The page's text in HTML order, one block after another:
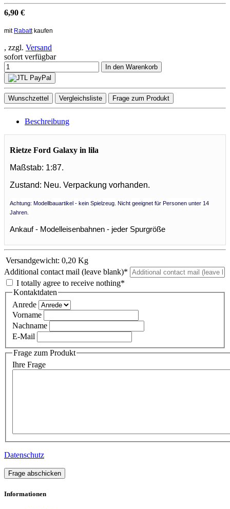
6,90 €
mit Rabattkaufen
, zzgl. Versand
sofort verfügbar
In den Warenkorb
Wunschzettel Vergleichsliste Frage zum Produkt
Beschreibung
Rietze Ford Galaxy in lila
Maßstab: 1:87.
Zustand: Neu. Verpackung vorhanden.
Achtung: Modellbauartikel - kein Spielzeug. Nicht geeignet für Personen unter 14
Jahren.
Ankauf - Modelleisenbahnen - jeder Spurgröße
Versandgewicht: 0,20 Kg
Additional contact mail (leave blank)*
I totally agree to receive nothing*
Kontaktdaten
Anrede
Vorname
Nachname
E-Mail
Frage zum Produkt
Ihre Frage
Datenschutz
Frage abschicken
Informationen